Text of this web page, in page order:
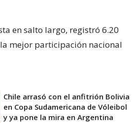
en salto largo, registró 6.20
mejor participación nacional
Chile arrasó con el anfitrión Bolivia
en Copa Sudamericana de Vóleibol
y ya pone la mira en Argentina